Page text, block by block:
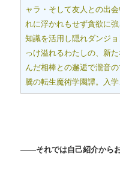
ャラ・そして友人との出
れに浮かれもせず貪欲に
知識を活用し隠れダンジ
っけ溢れるわたしの、
んだ相棒との邂逅で瀧音
騰の転生魔術学園譚。入
――それでは自己紹介からお